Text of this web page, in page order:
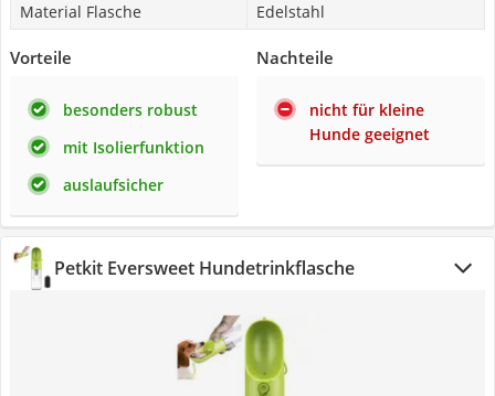
Material Flasche
Edelstahl
Vorteile
besonders robust
mit Isolierfunktion
auslaufsicher
Nachteile
nicht für kleine
Hunde geeignet
Petkit Eversweet Hundetrinkflasche